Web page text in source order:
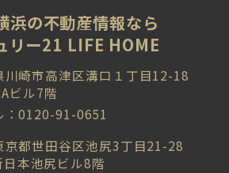
浜の不動産情報なら
リー21 LIFE HOME
川崎市高津区溝口１丁目12-18
ビル7階
：0120-91-0651
京都世田谷区池尻3丁目21-28
日本池尻ビル8階